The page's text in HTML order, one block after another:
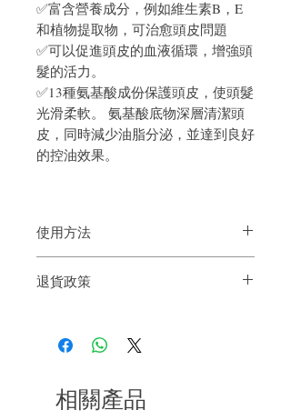
✅富含營養成分，例如維生素B，E
和植物提取物，可治愈頭皮問題
✅可以促進頭皮的血液循環，增強頭
髮的活力。
✅13種氨基酸成份保護頭皮，使頭髮
光滑柔軟。 氨基酸底物深層清潔頭
皮，同時減少油脂分泌，並達到良好
的控油效果。
使用方法
量，充分泡沫並在洗淨皮膚時進行按摩。
退貨政策
到我們的產品後的前7天內通過電子郵件
相關產品